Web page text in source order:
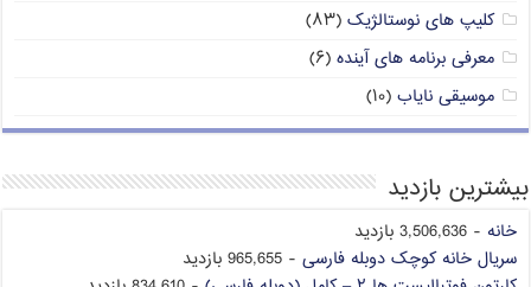
کلیپ های نوستالژیک (۸۳)
معرفی برنامه های آینده (۶)
موسیقی نایاب (۱۰)
بیشترین بازدید
خانه - 3,506,636 بازدید
سریال خانه کوچک دوبله فارسی - 965,655 بازدید